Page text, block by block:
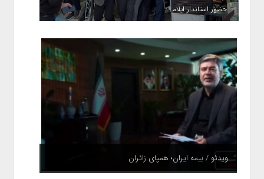
حضور استاندار ایلام
ویدئو / بیمه ایران؛ همپای زائران